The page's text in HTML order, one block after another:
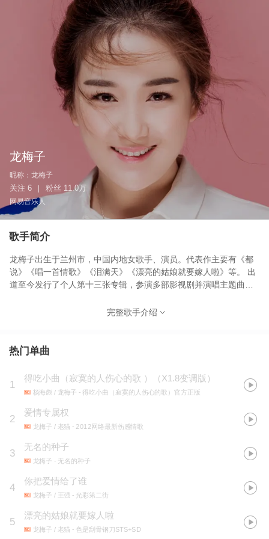
龙梅子
昵称： 龙梅子
关注 6 粉丝 11.0万
网易音乐人
歌手简介
龙梅子出生于兰州市，中国内地女歌手、演员。代表作主要有《都
说》《唱一首情歌》《泪满天》《漂亮的姑娘就要嫁人啦》等。 出
道至今发行了个人第十三张专辑，参演多部影视剧并演唱主题曲插
说》；为高希希导演，黄子韬、古力娜扎、何润东主演的电影《游
人》获得中国原创十大流行音乐金曲金奖。在洛杉矶举行音乐《想
《榜样》获得中国HIFI盛典最受欢迎专辑奖；作为嘉宾参与央视
《唱响新时代》《唱给你听》《星光大道》《天天把歌唱》《中华
情》《中国节拍》《开门大吉》等栏目。 2019首发单曲《都说》在
短视频平台播放上千亿次，引发千万人参与使用，抖音DOU听榜第
一，百度华语热门女歌手第一，酷狗音乐160万粉丝。
完整歌手介绍
热门单曲
1
得吃小曲（寂寞的人伤心的歌 ）（X1.8变调版）
杨海彪 / 龙梅子 - 得吃小曲（寂寞的人伤心的歌）官方正版
2
爱情专属权
龙梅子 / 老猫 - 2012网络最新伤感情歌
3
无名的种子
龙梅子 - 无名的种子
4
你把爱情给了谁
龙梅子 / 王强 - 光彩第二街
5
漂亮的姑娘就要嫁人啦
龙梅子 / 老猫 - 色是刮骨钢刀STS+SD